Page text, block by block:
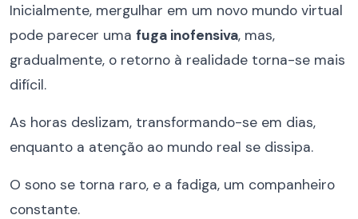
Inicialmente, mergulhar em um novo mundo virtual
pode parecer uma fuga inofensiva, mas,
gradualmente, o retorno à realidade torna-se mais
difícil.
As horas deslizam, transformando-se em dias,
enquanto a atenção ao mundo real se dissipa.
O sono se torna raro, e a fadiga, um companheiro
constante.